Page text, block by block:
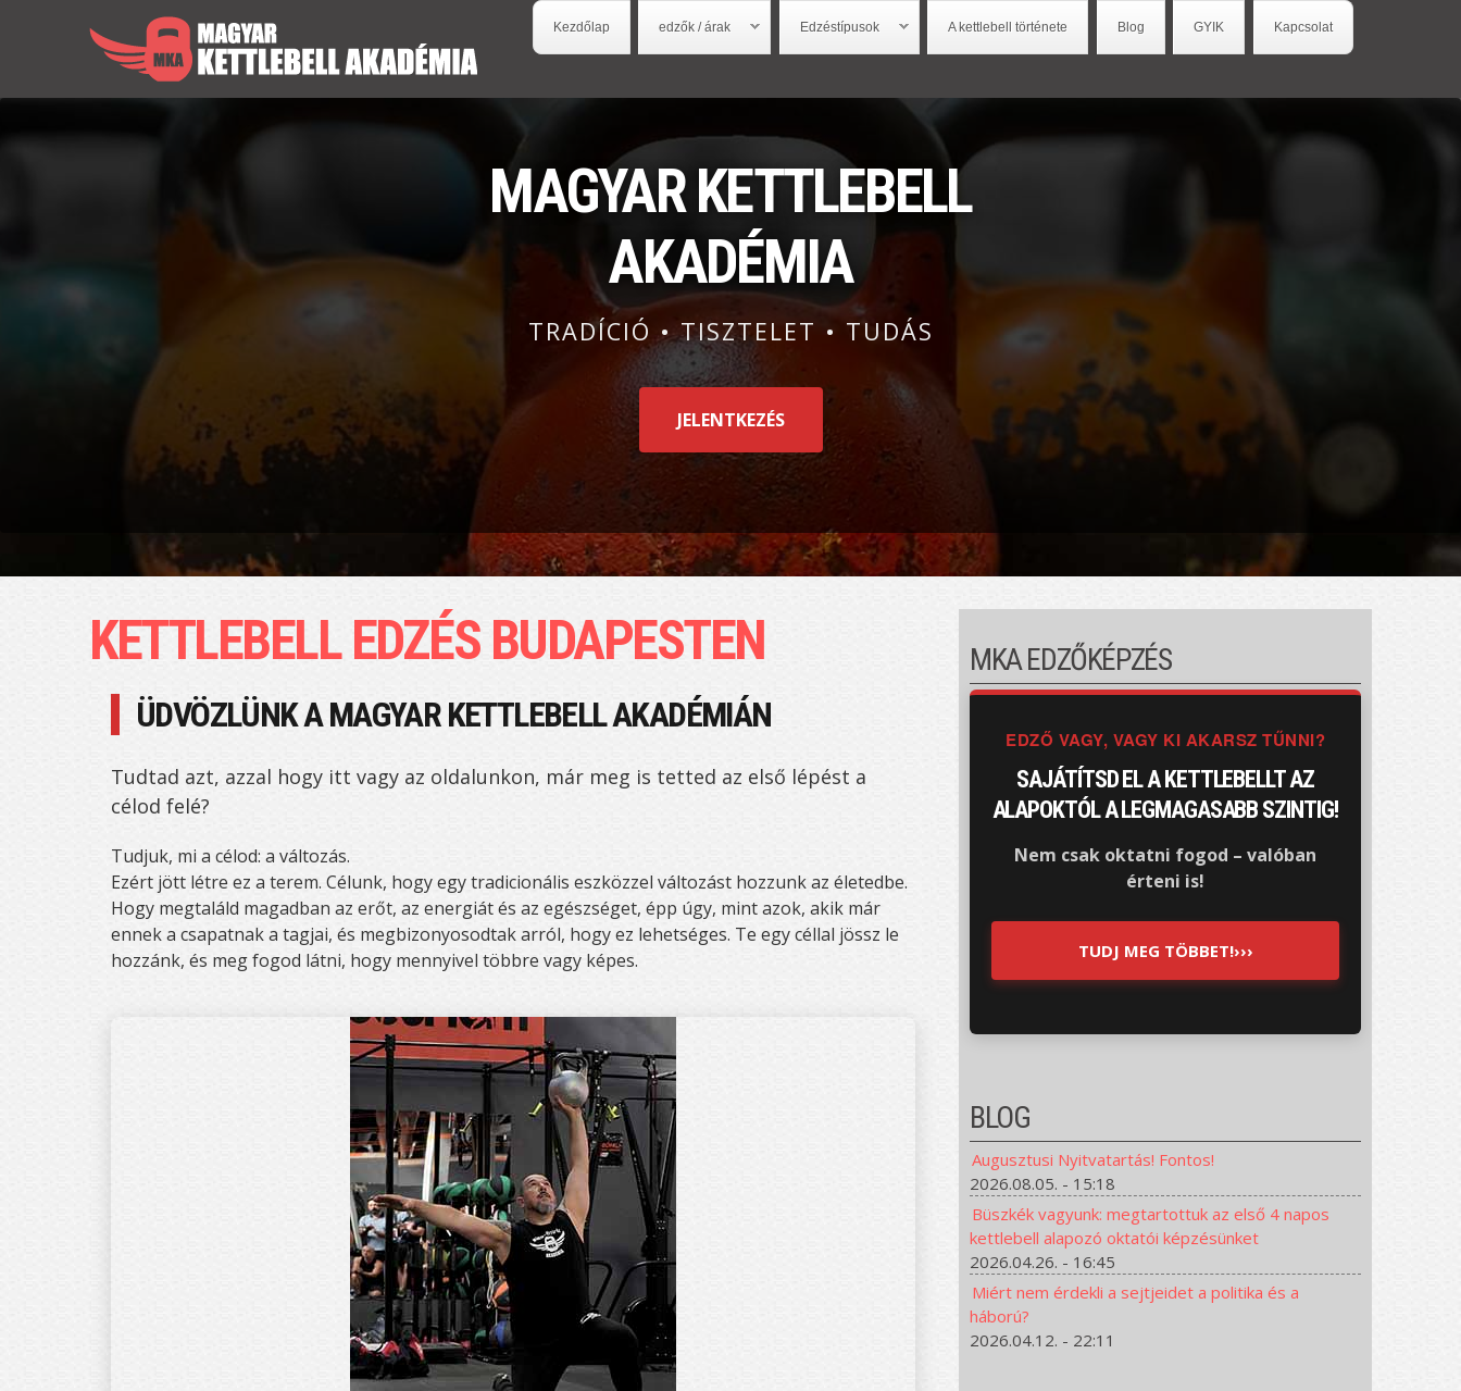
tartalomra
Kezdőlap edzők / árak Edzéstípusok A kettlebell története Blog GYIK Kapcsolat
MAGYAR KETTLEBELL
AKADÉMIA
TRADÍCIÓ • TISZTELET • TUDÁS
JELENTKEZÉS
KETTLEBELL EDZÉS BUDAPESTEN
ÜDVÖZLÜNK A MAGYAR KETTLEBELL AKADÉMIÁN
Tudtad azt, azzal hogy itt vagy az oldalunkon, már meg is tetted az első lépést a
célod felé?
Tudjuk, mi a célod: a változás.
Ezért jött létre ez a terem. Célunk, hogy egy tradicionális eszközzel változást hozzunk az életedbe.
Hogy megtaláld magadban az erőt, az energiát és az egészséget, épp úgy, mint azok, akik már
ennek a csapatnak a tagjai, és megbizonyosodtak arról, hogy ez lehetséges. Te egy céllal jössz le
hozzánk, és meg fogod látni, hogy mennyivel többre vagy képes.
MKA EDZŐKÉPZÉS
EDZŐ VAGY, VAGY KI AKARSZ TŰNNI?
SAJÁTÍTSD EL A KETTLEBELLT AZ
ALAPOKTÓL A LEGMAGASABB SZINTIG!
Nem csak oktatni fogod – valóban
érteni is!
TUDJ MEG TÖBBET!›››
BLOG
Augusztusi Nyitvatartás! Fontos!
2026.08.05. - 15:18
Büszkék vagyunk: megtartottuk az első 4 napos
kettlebell alapozó oktatói képzésünket
2026.04.26. - 16:45
Miért nem érdekli a sejtjeidet a politika és a
háború?
2026.04.12. - 22:11